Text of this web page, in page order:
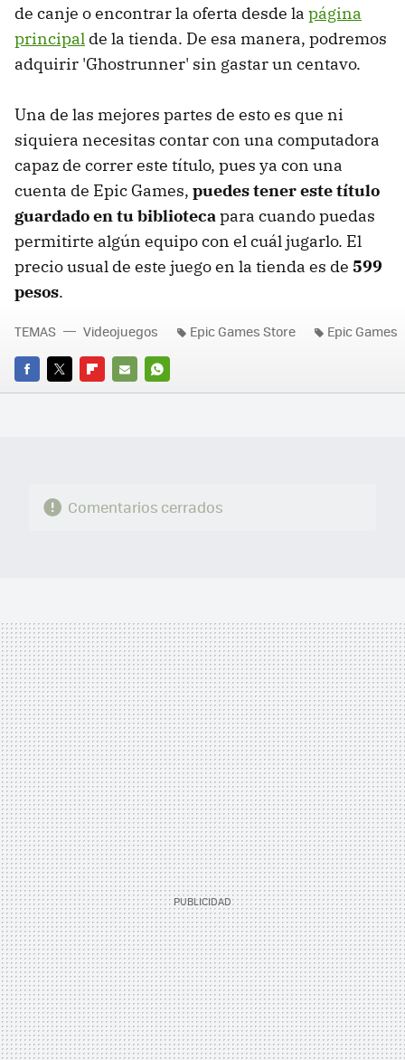
de canje o encontrar la oferta desde la página
principal de la tienda. De esa manera, podremos
adquirir 'Ghostrunner' sin gastar un centavo.
Una de las mejores partes de esto es que ni
siquiera necesitas contar con una computadora
capaz de correr este título, pues ya con una
cuenta de Epic Games, puedes tener este título
guardado en tu bibliotecapara cuando puedas
permitirte algún equipo con el cuál jugarlo. El
precio usual de este juego en la tienda es de 599
pesos.
FACEBOOK
TWITTERFLIPBOARD
E-
WHATSAPP
TEMAS Videojuegos Epic Games Store Epic Games
Comentarios cerrados